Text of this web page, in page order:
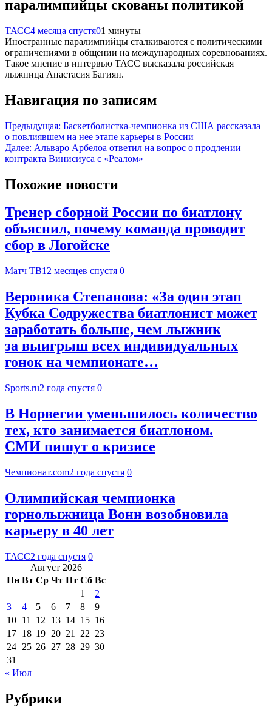
паралимпийцы скованы политикой
ТАСС4 месяца спустя01 минуты
Иностранные паралимпийцы сталкиваются с политическими
ограничениями в общении на международных соревнованиях.
Такое мнение в интервью ТАСС высказала российская
лыжница Анастасия Багиян.
Навигация по записям
Предыдущая: Баскетболистка-чемпионка из США рассказала
о повлиявшем на нее этапе карьеры в России
Далее: Альваро Арбелоа ответил на вопрос о продлении
контракта Винисиуса с «Реалом»
Похожие новости
Тренер сборной России по биатлону
объяснил, почему команда проводит
сбор в Логойске
Матч ТВ12 месяцев спустя 0
Вероника Степанова: «За один этап
Кубка Содружества биатлонист может
заработать больше, чем лыжник
за выигрыш всех индивидуальных
гонок на чемпионате…
Sports.ru2 года спустя 0
В Норвегии уменьшилось количество
тех, кто занимается биатлоном.
СМИ пишут о кризисе
Чемпионат.com2 года спустя 0
Олимпийская чемпионка
горнолыжница Вонн возобновила
карьеру в 40 лет
ТАСС2 года спустя 0
Август 2026
Пн Вт Ср Чт Пт Сб Вс
1
2
3
4 5 6 7 8
9
10 11 12 13 14 15 16
17 18 19 20 21 22 23
24 25 26 27 28 29 30
31
« Июл
Рубрики